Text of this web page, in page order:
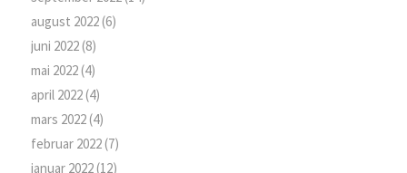
august 2022(6)
juni 2022(8)
mai 2022(4)
april 2022(4)
mars 2022(4)
februar 2022(7)
januar 2022(12)